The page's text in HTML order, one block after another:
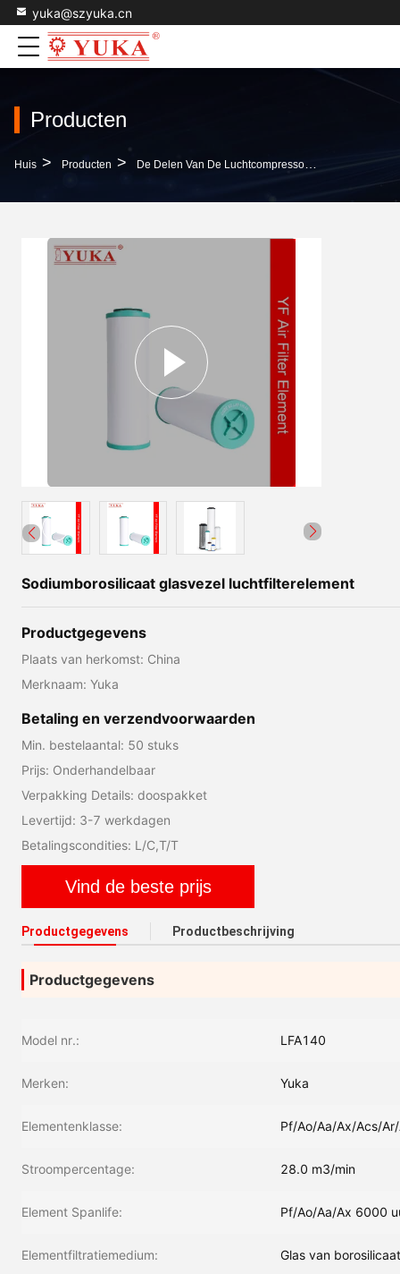
yuka@szyuka.cn
Producten
Huis > Producten > De Delen Van De Luchtcompressor >
Sodiumborosilicaat glasvezel luchtfilterelement
Productgegevens
Plaats van herkomst: China
Merknaam: Yuka
Betaling en verzendvoorwaarden
Min. bestelaantal: 50 stuks
Prijs: Onderhandelbaar
Verpakking Details: doospakket
Levertijd: 3-7 werkdagen
Betalingscondities: L/C,T/T
Vind de beste prijs
Productgegevens Productbeschrijving
Productgegevens
Model nr.: LFA140
Merken: Yuka
Elementenklasse: Pf/Ao/Aa/Ax/Acs/
Stroompercentage: 28.0 m3/min
Element Spanlife: Pf/Ao/Aa/Ax 6000
Elementfiltratiemedium: Glas van